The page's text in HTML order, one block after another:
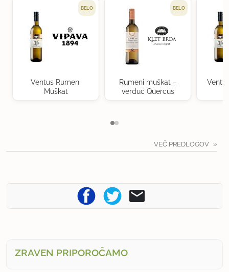
BELO
Ventus Rumeni
Muškat
BELO
Rumeni muškat –
verduc Quercus
VEČ PREDLOGOV
ZRAVEN PRIPOROČAMO